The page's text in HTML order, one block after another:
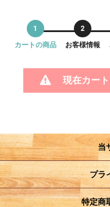
1
カートの商品
2
お客様情報
現在カー
当
プラ
特定商